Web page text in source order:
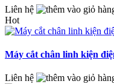
Liên hệ
Hot
Máy cắt chân linh kiện
Liên hệ